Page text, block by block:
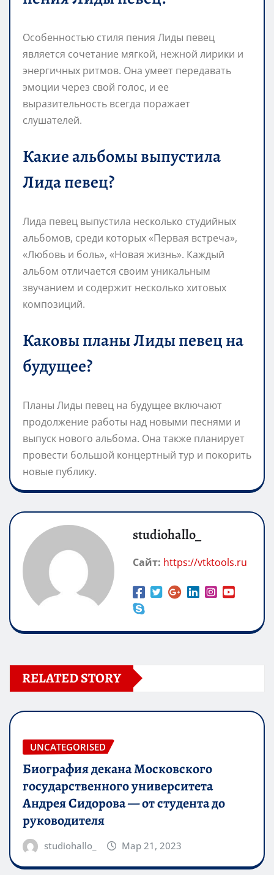
Особенностью стиля пения Лиды певец
является сочетание мягкой, нежной лирики и
энергичных ритмов. Она умеет передавать
эмоции через свой голос, и ее
выразительность всегда поражает
слушателей.
Какие альбомы выпустила
Лида певец?
Лида певец выпустила несколько студийных
альбомов, среди которых «Первая встреча»,
«Любовь и боль», «Новая жизнь». Каждый
альбом отличается своим уникальным
звучанием и содержит несколько хитовых
композиций.
Каковы планы Лиды певец на
будущее?
Планы Лиды певец на будущее включают
продолжение работы над новыми песнями и
выпуск нового альбома. Она также планирует
провести большой концертный тур и покорить
новые публику.
studiohallo_
Сайт: https://vtktools.ru
RELATED STORY
UNCATEGORISED
Биография декана Московского
государственного университета
Андрея Сидорова — от студента до
руководителя
studiohallo_ Мар 21, 2023